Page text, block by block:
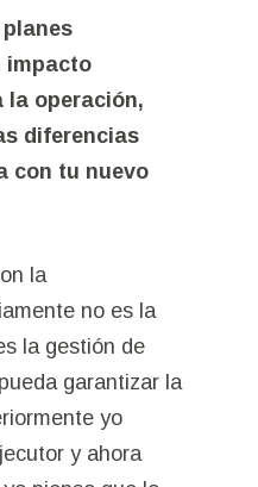
impacto
la operación,
diferencias
con tu nuevo
la
no es la
la gestión de
garantizar la
yo
y ahora